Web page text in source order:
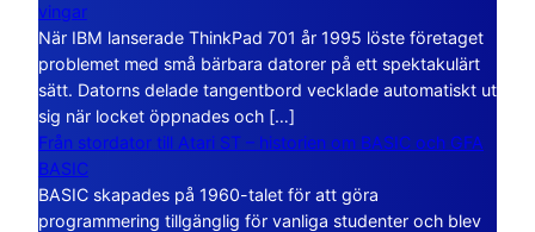
vingar
När IBM lanserade ThinkPad 701 år 1995 löste företaget
problemet med små bärbara datorer på ett spektakulärt
sätt. Datorns delade tangentbord vecklade automatiskt ut
sig när locket öppnades och […]
Från stordator till Atari ST – historien om BASIC och GFA
BASIC
BASIC skapades på 1960-talet för att göra
programmering tillgänglig för vanliga studenter och blev